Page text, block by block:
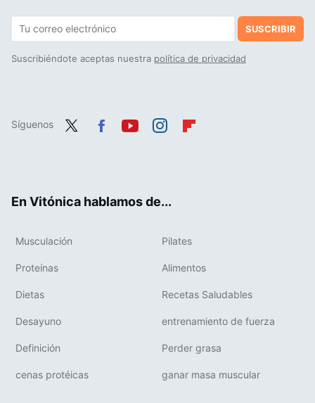
SUSCRIBIR
Suscribiéndote aceptas nuestra política de privacidad
Síguenos
En Vitónica hablamos de...
Musculación Pilates
Proteínas Alimentos
Dietas Recetas Saludables
Desayuno entrenamiento de fuerza
Definición Perder grasa
cenas protéicas ganar masa muscular